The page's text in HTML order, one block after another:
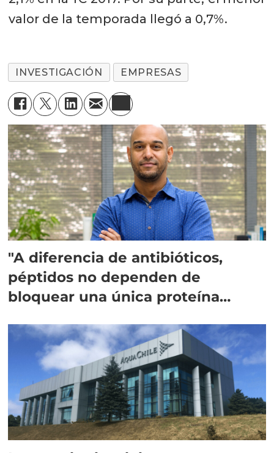
desempeño de los clientes que
soluciones nutricionales de
Skretting durante la YC 2017.
valor de la temporada llegó a 0,7%.
INVESTIGACIÓN EMPRESAS
"A diferencia de antibióticos,
péptidos no dependen de
bloquear una única proteína